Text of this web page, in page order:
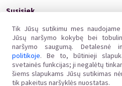
Kompozicija atliepia eilėraščio
Tai tarsi intuityviai juntama
įsivaizduojamos jūros link:
kol vieną naktį, sapnuojant,
Tik Jūsų sutikimu mes
Jūsų naršymo kokybę bei
naršymo saugumą. Detalesnė
politikoje. Be to, būtinieji
svetainės funkcijas; ji negalėtų
šiems slapukams Jūsų sutikimas
tik pakeitus naršyklės nuostatas.
Susisiek
Adresas:Žalgirio g.135, LT-08217 Vilnius
Įmonės kodas:304769369
PVM mokėtojo kodas :